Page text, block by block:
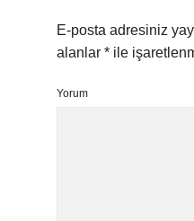
E-posta adresiniz
alanlar * ile
Yorum